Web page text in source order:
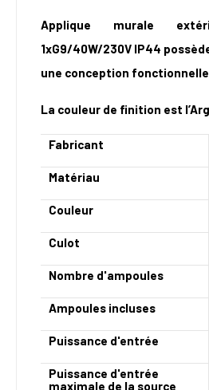
Applique murale
1xG9/40W/230V IP44
une conception
La couleur de finition est
Fabricant
Matériau
Couleur
Culot
Nombre d'ampoules
Ampoules incluses
Puissance d'entrée
Puissance d'entrée
maximale de la source